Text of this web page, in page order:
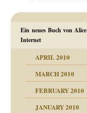
Ein neues Buch von
Internet
APRIL 2010
MARCH 2010
FEBRUARY 2010
JANUARY 2010